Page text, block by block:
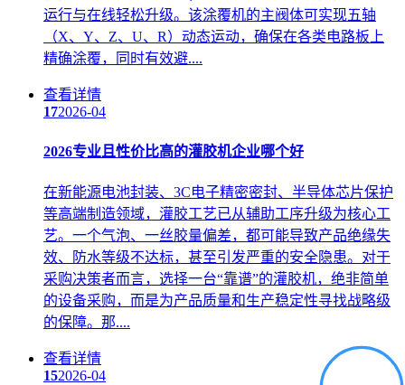
运行与在线轻松升级。该涂覆机的主阀体可实现五轴
（X、Y、Z、U、R）动态运动，确保在各类电路板上
精确涂覆，同时有效避....
查看详情
172026-04
2026专业且性价比高的灌胶机企业哪个好
在新能源电池封装、3C电子精密密封、半导体芯片保护
等高端制造领域，灌胶工艺已从辅助工序升级为核心工
艺。一个气泡、一丝胶量偏差，都可能导致产品绝缘失
效、防水等级不达标，甚至引发严重的安全隐患。对于
采购决策者而言，选择一台“靠谱”的灌胶机，绝非简单
的设备采购，而是为产品质量和生产稳定性寻找战略级
的保障。那....
查看详情
152026-04